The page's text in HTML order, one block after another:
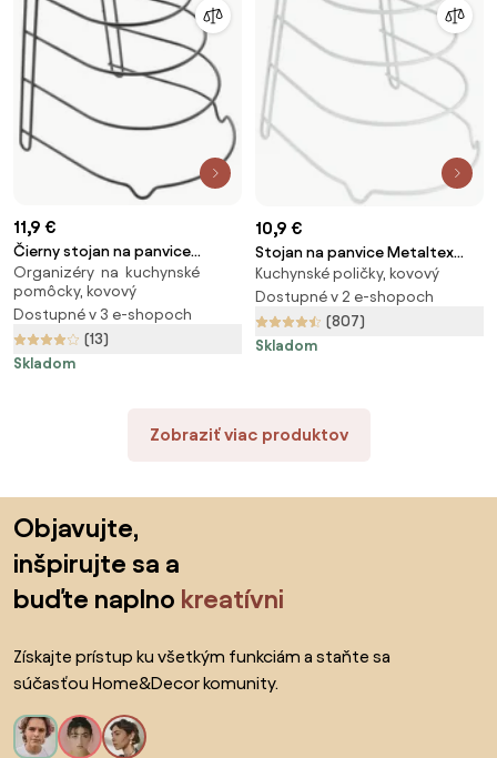
11,9 €
Čierny stojan na panvice
Metaltex Canyon Lava
Organizéry na kuchynské
pomôcky, kovový
Dostupné v 3 e-shopoch
(13)
Skladom
10,9 €
Stojan na panvice Metaltex
Sierra
Kuchynské poličky, kovový
Dostupné v 2 e-shopoch
(807)
Skladom
Zobraziť viac produktov
Objavujte,
inšpirujte sa a
buďte naplno kreatívni
Získajte prístup ku všetkým funkciám a staňte sa
súčasťou Home&Decor komunity.